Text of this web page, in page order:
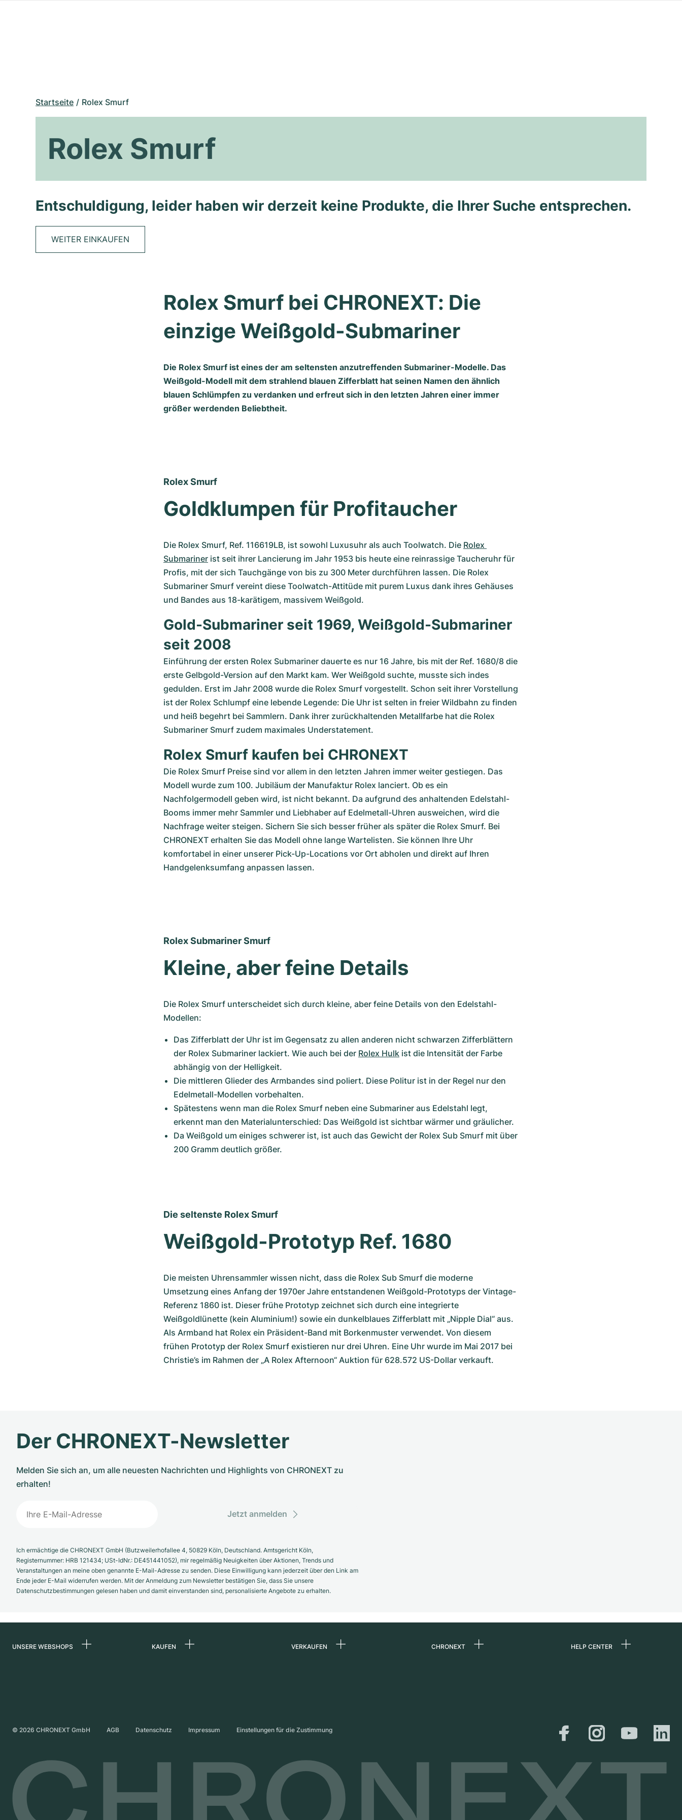
Startseite Rolex Smurf
Rolex Smurf
Entschuldigung, leider haben wir derzeit keine Produkte, die Ihrer Suche entsprechen.
WEITER EINKAUFEN
Rolex Smurf bei CHRONEXT: Die
einzige Weißgold-Submariner
Die Rolex Smurf ist eines der am seltensten anzutreffenden Submariner-Modelle. Das
Weißgold-Modell mit dem strahlend blauen Zifferblatt hat seinen Namen den ähnlich
blauen Schlümpfen zu verdanken und erfreut sich in den letzten Jahren einer immer
größer werdenden Beliebtheit.
Rolex Smurf
Goldklumpen für Profitaucher
Die Rolex Smurf, Ref. 116619LB, ist sowohl Luxusuhr als auch Toolwatch. Die Rolex
Submariner ist seit ihrer Lancierung im Jahr 1953 bis heute eine reinrassige Taucheruhr für
Profis, mit der sich Tauchgänge von bis zu 300 Meter durchführen lassen. Die Rolex
Submariner Smurf vereint diese Toolwatch-Attitüde mit purem Luxus dank ihres Gehäuses
und Bandes aus 18-karätigem, massivem Weißgold.
Gold-Submariner seit 1969, Weißgold-Submariner
seit 2008
Einführung der ersten Rolex Submariner dauerte es nur 16 Jahre, bis mit der Ref. 1680/8 die
erste Gelbgold-Version auf den Markt kam. Wer Weißgold suchte, musste sich indes
gedulden. Erst im Jahr 2008 wurde die Rolex Smurf vorgestellt. Schon seit ihrer Vorstellung
ist der Rolex Schlumpf eine lebende Legende: Die Uhr ist selten in freier Wildbahn zu finden
und heiß begehrt bei Sammlern. Dank ihrer zurückhaltenden Metallfarbe hat die Rolex
Submariner Smurf zudem maximales Understatement.
Rolex Smurf kaufen bei CHRONEXT
Die Rolex Smurf Preise sind vor allem in den letzten Jahren immer weiter gestiegen. Das
Modell wurde zum 100. Jubiläum der Manufaktur Rolex lanciert. Ob es ein
Nachfolgermodell geben wird, ist nicht bekannt. Da aufgrund des anhaltenden Edelstahl-
Booms immer mehr Sammler und Liebhaber auf Edelmetall-Uhren ausweichen, wird die
Nachfrage weiter steigen. Sichern Sie sich besser früher als später die Rolex Smurf. Bei
CHRONEXT erhalten Sie das Modell ohne lange Wartelisten. Sie können Ihre Uhr
komfortabel in einer unserer Pick-Up-Locations vor Ort abholen und direkt auf Ihren
Handgelenksumfang anpassen lassen.
Rolex Submariner Smurf
Kleine, aber feine Details
Die Rolex Smurf unterscheidet sich durch kleine, aber feine Details von den Edelstahl-
Modellen:
Das Zifferblatt der Uhr ist im Gegensatz zu allen anderen nicht schwarzen Zifferblättern
der Rolex Submariner lackiert. Wie auch bei der Rolex Hulk ist die Intensität der Farbe
abhängig von der Helligkeit.
Die mittleren Glieder des Armbandes sind poliert. Diese Politur ist in der Regel nur den
Edelmetall-Modellen vorbehalten.
Spätestens wenn man die Rolex Smurf neben eine Submariner aus Edelstahl legt,
erkennt man den Materialunterschied: Das Weißgold ist sichtbar wärmer und gräulicher.
Da Weißgold um einiges schwerer ist, ist auch das Gewicht der Rolex Sub Smurf mit über
200 Gramm deutlich größer.
Die seltenste Rolex Smurf
Weißgold-Prototyp Ref. 1680
Die meisten Uhrensammler wissen nicht, dass die Rolex Sub Smurf die moderne
Umsetzung eines Anfang der 1970er Jahre entstandenen Weißgold-Prototyps der Vintage-
Referenz 1860 ist. Dieser frühe Prototyp zeichnet sich durch eine integrierte
Weißgoldlünette (kein Aluminium!) sowie ein dunkelblaues Zifferblatt mit „Nipple Dial“ aus.
Als Armband hat Rolex ein Präsident-Band mit Borkenmuster verwendet. Von diesem
frühen Prototyp der Rolex Smurf existieren nur drei Uhren. Eine Uhr wurde im Mai 2017 bei
Christie’s im Rahmen der „A Rolex Afternoon“ Auktion für 628.572 US-Dollar verkauft.
Der CHRONEXT-Newsletter
Melden Sie sich an, um alle neuesten Nachrichten und Highlights von CHRONEXT zu
erhalten!
Jetzt anmelden
Ich ermächtige die CHRONEXT GmbH (Butzweilerhofallee 4, 50829 Köln, Deutschland. Amtsgericht Köln,
Registernummer: HRB 121434; USt-IdNr.: DE451441052), mir regelmäßig Neuigkeiten über Aktionen, Trends und
Veranstaltungen an meine oben genannte E-Mail-Adresse zu senden. Diese Einwilligung kann jederzeit über den Link am
Ende jeder E-Mail widerrufen werden. Mit der Anmeldung zum Newsletter bestätigen Sie, dass Sie unsere
Datenschutzbestimmungen gelesen haben und damit einverstanden sind, personalisierte Angebote zu erhalten.
UNSERE WEBSHOPS
Vereinigtes Königreich
KAUFEN VERKAUFEN CHRONEXT HELP CENTER
Versand &
Rückgaberecht
© 2026 CHRONEXT GmbH AGB Datenschutz Impressum Einstellungen für die Zustimmung